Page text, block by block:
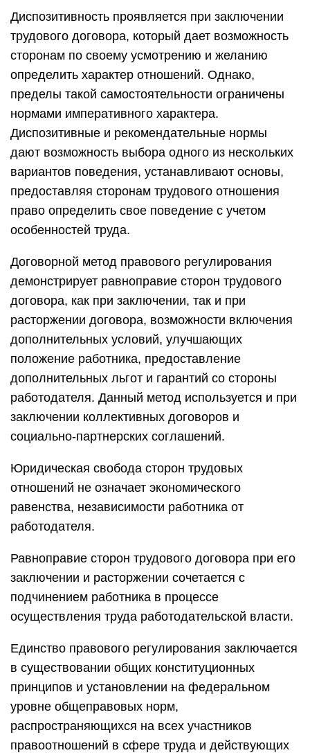
Диспозитивность проявляется при заключении
трудового договора, который дает возможность
сторонам по своему усмотрению и желанию
определить характер отношений. Однако,
пределы такой самостоятельности ограничены
нормами императивного характера.
Диспозитивные и рекомендательные нормы
дают возможность выбора одного из нескольких
вариантов поведения, устанавливают основы,
предоставляя сторонам трудового отношения
право определить свое поведение с учетом
особенностей труда.
Договорной метод правового регулирования
демонстрирует равноправие сторон трудового
договора, как при заключении, так и при
расторжении договора, возможности включения
дополнительных условий, улучшающих
положение работника, предоставление
дополнительных льгот и гарантий со стороны
работодателя. Данный метод используется и при
заключении коллективных договоров и
социально-партнерских соглашений.
Юридическая свобода сторон трудовых
отношений не означает экономического
равенства, независимости работника от
работодателя.
Равноправие сторон трудового договора при его
заключении и расторжении сочетается с
подчинением работника в процессе
осуществления труда работодательской власти.
Единство правового регулирования заключается
в существовании общих конституционных
принципов и установлении на федеральном
уровне общеправовых норм,
распространяющихся на всех участников
правоотношений в сфере труда и действующих